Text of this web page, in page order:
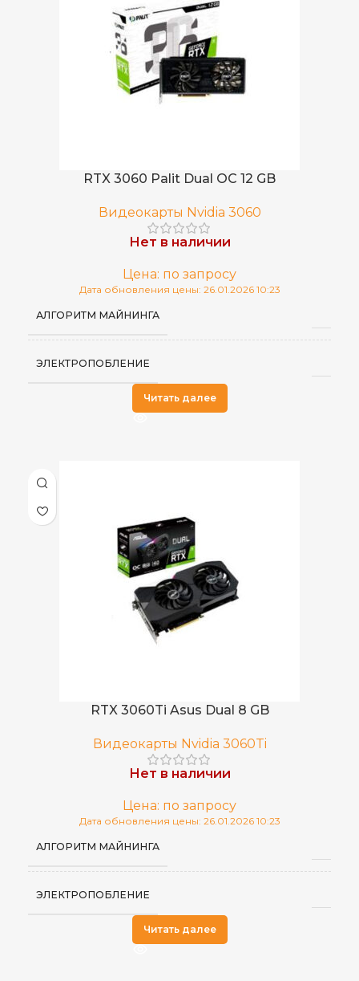
RTX 3060 Palit Dual OC 12 GB
Видеокарты Nvidia 3060
Нет в наличии
Цена: по запросу
Дата обновления цены: 26.01.2026 10:23
АЛГОРИТМ МАЙНИНГА
ЭЛЕКТРОПОБЛЕНИЕ
Читать далее
RTX 3060Ti Asus Dual 8 GB
Видеокарты Nvidia 3060Ti
Нет в наличии
Цена: по запросу
Дата обновления цены: 26.01.2026 10:23
АЛГОРИТМ МАЙНИНГА
ЭЛЕКТРОПОБЛЕНИЕ
Читать далее